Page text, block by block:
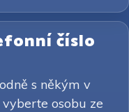
číslo
s někým v
osobu ze